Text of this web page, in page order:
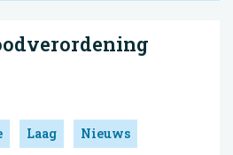
Laag Nieuws